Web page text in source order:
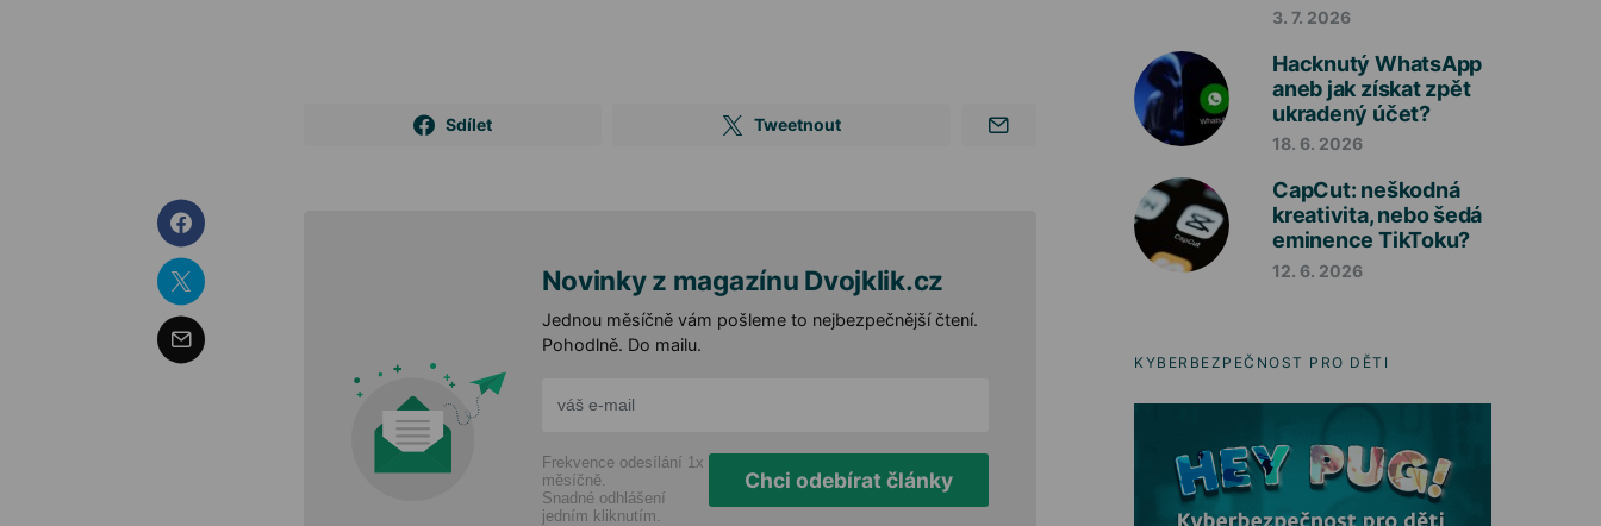
Sdílet Tweetnout
Novinky z magazínu Dvojklik.cz
Jednou měsíčně vám pošleme to nejbezpečnější čtení.
Pohodlně. Do mailu.
Frekvence odesílání 1x
měsíčně.
Snadné odhlášení
jedním kliknutím.
Chci odebírat články
3. 7. 2026
Hacknutý WhatsApp
aneb jak získat zpět
ukradený účet?
18. 6. 2026
CapCut: neškodná
kreativita, nebo šedá
eminence TikToku?
12. 6. 2026
KYBERBEZPEČNOST PRO DĚTI